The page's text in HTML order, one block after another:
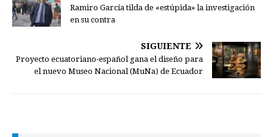
Ramiro García tilda de «estúpida» la investigación
en su contra
SIGUIENTE
Proyecto ecuatoriano-español gana el diseño para
el nuevo Museo Nacional (MuNa) de Ecuador